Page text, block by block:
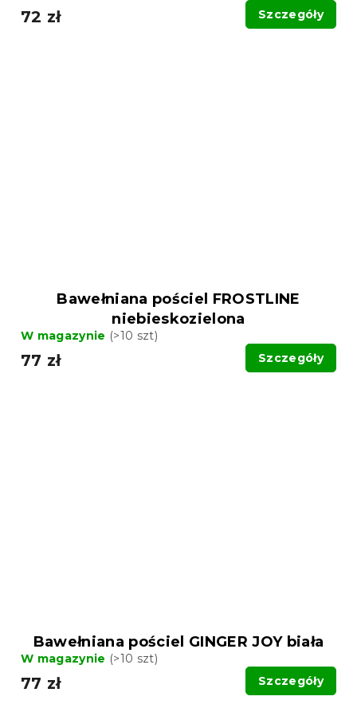
72 zł Szczegóły
Bawełniana pościel FROSTLINE
niebieskozielona
W magazynie (>10 szt)
77 zł Szczegóły
Bawełniana pościel GINGER JOY biała
W magazynie (>10 szt)
77 zł Szczegóły